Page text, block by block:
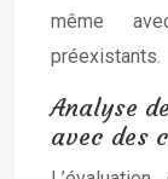
même
préexistants.
Analyse
avec des